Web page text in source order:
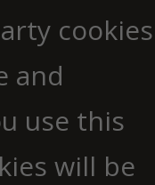
cookies
and
use this
will be